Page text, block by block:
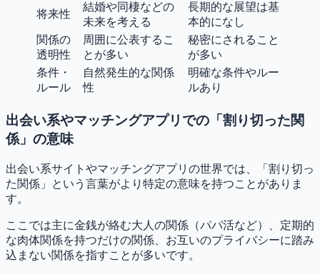
将来性
結婚や同棲などの
未来を考える
長期的な展望は基
本的になし
関係の
透明性
周囲に公表するこ
とが多い
秘密にされること
が多い
条件・
ルール
自然発生的な関係
性
明確な条件やルー
ルあり
出会い系やマッチングアプリでの「割り切った関
係」の意味
出会い系サイトやマッチングアプリの世界では、「割り切っ
た関係」という言葉がより特定の意味を持つことがありま
す。
ここでは主に金銭が絡む大人の関係（パパ活など）、定期的
な肉体関係を持つだけの関係、お互いのプライバシーに踏み
込まない関係を指すことが多いです。